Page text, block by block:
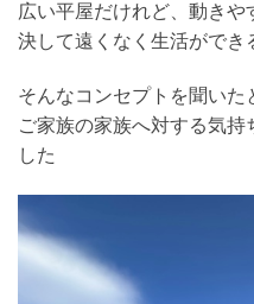
広い平屋だけれど、動きや
決して遠くなく生活ができ
そんなコンセプトを聞いた
ご家族の家族へ対する気持
した